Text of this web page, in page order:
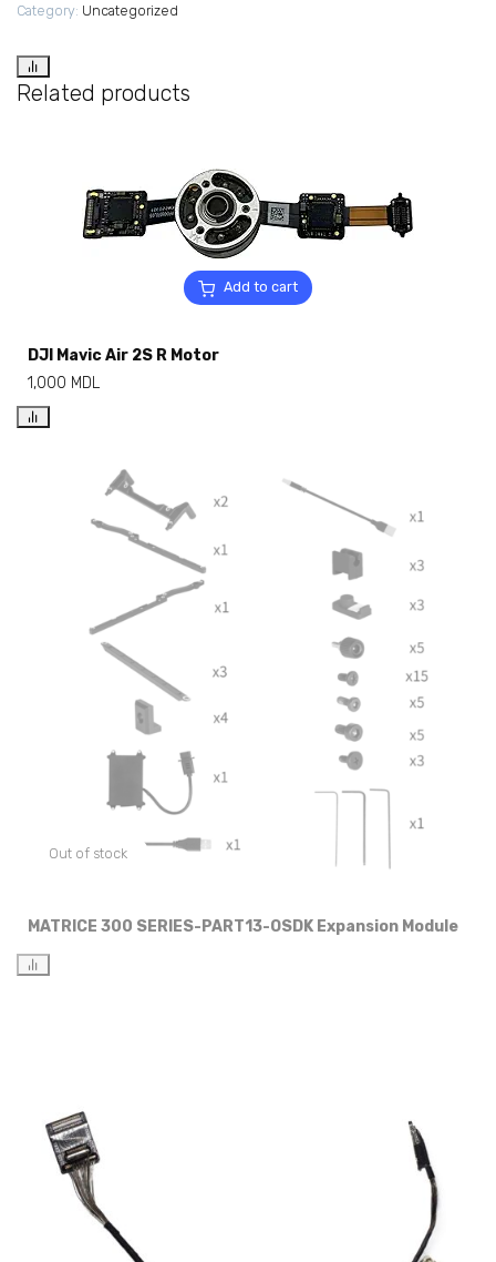
Category: Uncategorized
Related products
Add to cart
DJI Mavic Air 2S R Motor
1,000 MDL
Out of stock
MATRICE 300 SERIES-PART13-OSDK Expansion Module